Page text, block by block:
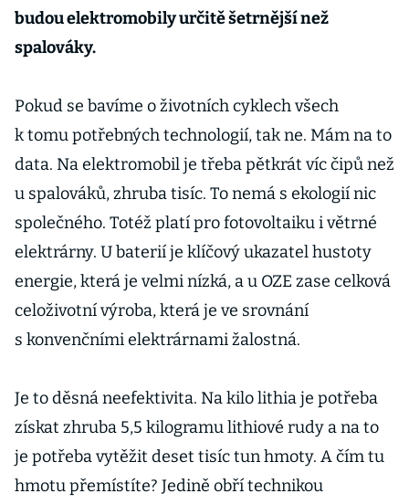
budou elektromobily určitě šetrnější než
spalováky.
Pokud se bavíme o životních cyklech všech
k tomu potřebných technologií, tak ne. Mám na to
data. Na elektromobil je třeba pětkrát víc čipů než
u spalováků, zhruba tisíc. To nemá s ekologií nic
společného. Totéž platí pro fotovoltaiku i větrné
elektrárny. U baterií je klíčový ukazatel hustoty
energie, která je velmi nízká, a u OZE zase celková
celoživotní výroba, která je ve srovnání
s konvenčními elektrárnami žalostná.
Je to děsná neefektivita. Na kilo lithia je potřeba
získat zhruba 5,5 kilogramu lithiové rudy a na to
je potřeba vytěžit deset tisíc tun hmoty. A čím tu
hmotu přemístíte? Jedině obří technikou